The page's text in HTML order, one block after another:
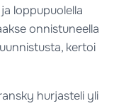
loppupuolella
onnistuneella
kertoi
hurjasteli yli